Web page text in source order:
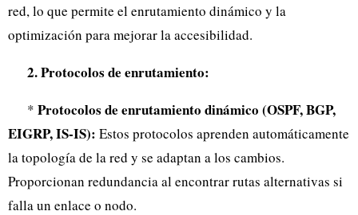
red, lo que permite el enrutamiento dinámico y la
optimización para mejorar la accesibilidad.
2. Protocolos de enrutamiento:
* Protocolos de enrutamiento dinámico (OSPF, BGP,
EIGRP, IS-IS): Estos protocolos aprenden automáticamente
la topología de la red y se adaptan a los cambios.
Proporcionan redundancia al encontrar rutas alternativas si
falla un enlace o nodo.